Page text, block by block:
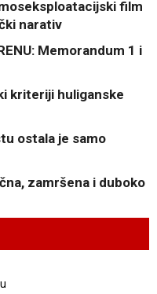
film
narativ
Memorandum 1 i
kriteriji huliganske
ostala je samo
zamršena i duboko